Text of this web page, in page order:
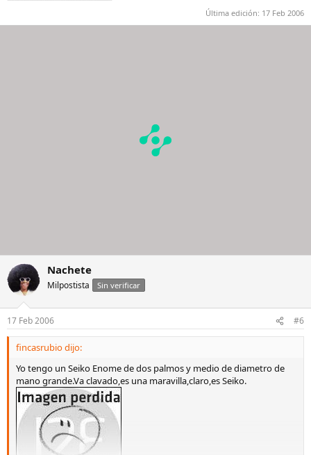
Última edición: 17 Feb 2006
Nachete
Milpostista Sin verificar
17 Feb 2006 #6
fincasrubio dijo:
Yo tengo un Seiko Enome de dos palmos y medio de diametro de
mano grande.Va clavado,es una maravilla,claro,es Seiko.